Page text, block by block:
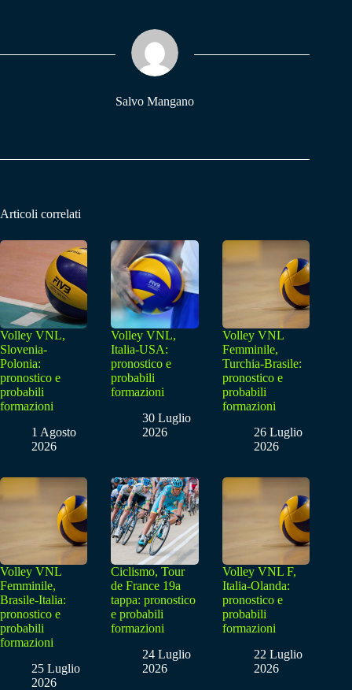
pp m
Salvo Mangano
Articoli correlati
Volley VNL,
Slovenia-
Polonia:
pronostico e
probabili
formazioni
1 Agosto
2026
Volley VNL,
Italia-USA:
pronostico e
probabili
formazioni
30 Luglio
2026
Volley VNL
Femminile,
Turchia-Brasile:
pronostico e
probabili
formazioni
26 Luglio
2026
Volley VNL
Femminile,
Brasile-Italia:
pronostico e
probabili
formazioni
25 Luglio
2026
Ciclismo, Tour
de France 19a
tappa: pronostico
e probabili
formazioni
24 Luglio
2026
Volley VNL F,
Italia-Olanda:
pronostico e
probabili
formazioni
22 Luglio
2026